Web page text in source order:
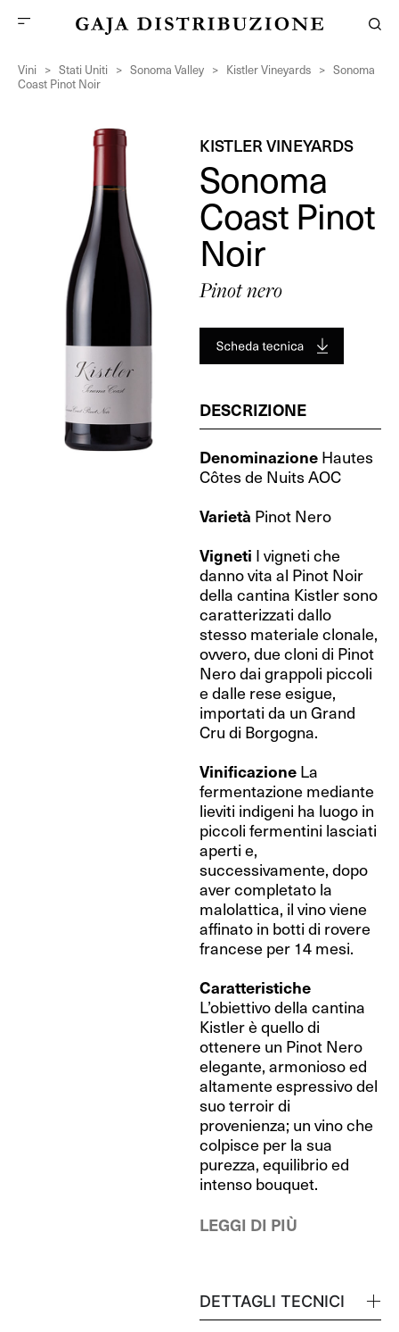
Vini > Stati Uniti > Sonoma Valley > Kistler Vineyards > Sonoma
Coast Pinot Noir
KISTLER VINEYARDS
Sonoma
Coast Pinot
Noir
Pinot nero
DESCRIZIONE
Denominazione Hautes
Côtes de Nuits AOC
Varietà Pinot Nero
Vigneti I vigneti che
danno vita al Pinot Noir
della cantina Kistler sono
caratterizzati dallo
stesso materiale clonale,
ovvero, due cloni di Pinot
Nero dai grappoli piccoli
e dalle rese esigue,
importati da un Grand
Cru di Borgogna.
Vinificazione La
fermentazione mediante
lieviti indigeni ha luogo in
piccoli fermentini lasciati
aperti e,
successivamente, dopo
aver completato la
malolattica, il vino viene
affinato in botti di rovere
francese per 14 mesi.
Caratteristiche
L’obiettivo della cantina
Kistler è quello di
ottenere un Pinot Nero
elegante, armonioso ed
altamente espressivo del
suo terroir di
provenienza; un vino che
colpisce per la sua
purezza, equilibrio ed
intenso bouquet.
LEGGI DI PIÙ
DETTAGLI TECNICI